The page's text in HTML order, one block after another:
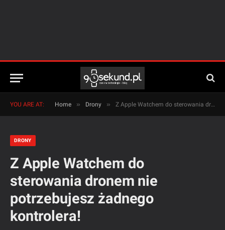
YOU ARE AT: Home » Drony » Z Apple Watchem do sterowania dronem nie potrzebujesz żadnego kontrolera!
DRONY
Z Apple Watchem do
sterowania dronem nie
potrzebujesz żadnego
kontrolera!